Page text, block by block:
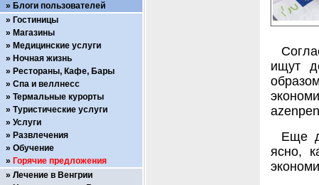
ищут
Еще
ясно,
Блоги пользователей
Гостиницы
Магазины
Медицинские услуги
Ночная жизнь
Рестораны, Кафе, Бары
Спа и веллнесс
Термальные курорты
Туристические услуги
Услуги
Развлечения
Обучение
Горячие предложения
Лечение в Венгрии